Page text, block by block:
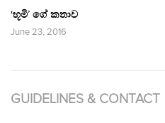
‘භූමි’ ගේ කතාව
June 23, 2016
GUIDELINES & CONTACT